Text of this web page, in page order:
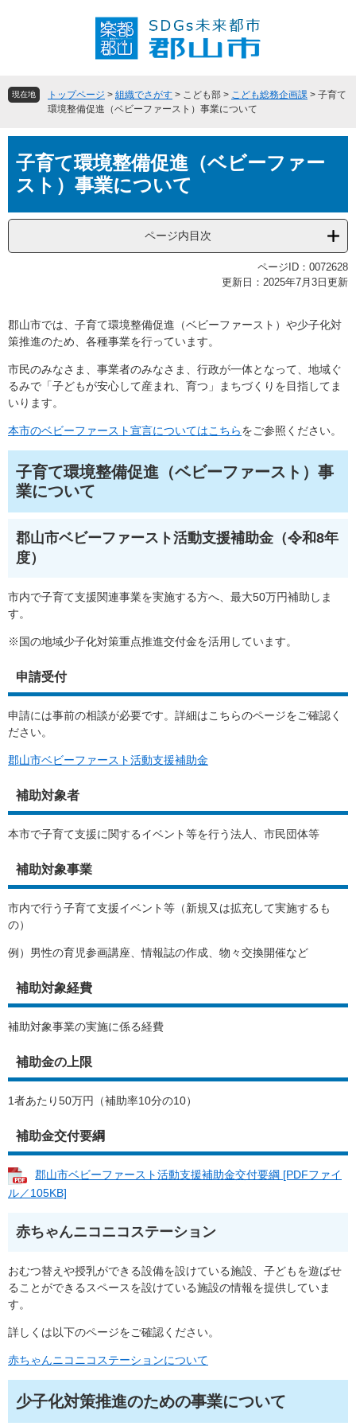
頭
飛現在地 トップページ > 組織でさがす > こども部 > こども総務企画課 > 子育て
環境整備促進（ベビーファースト）事業について
文子育て環境整備促進（ベビーファー
スト）事業について
ページ内目次
ページID：0072628
更新日：2025年7月3日更新
郡山市では、子育て環境整備促進（ベビーファースト）や少子化対
策推進のため、各種事業を行っています。
市民のみなさま、事業者のみなさま、行政が一体となって、地域ぐ
るみで「子どもが安心して産まれ、育つ」まちづくりを目指してま
いります。
本市のベビーファースト宣言についてはこちらをご参照ください。
子育て環境整備促進（ベビーファースト）事
業について
郡山市ベビーファースト活動支援補助金（令和8年
度）
市内で子育て支援関連事業を実施する方へ、最大50万円補助しま
す。
※国の地域少子化対策重点推進交付金を活用しています。
申請受付
申請には事前の相談が必要です。詳細はこちらのページをご確認く
ださい。
郡山市ベビーファースト活動支援補助金
補助対象者
本市で子育て支援に関するイベント等を行う法人、市民団体等
補助対象事業
市内で行う子育て支援イベント等（新規又は拡充して実施するも
の）
例）男性の育児参画講座、情報誌の作成、物々交換開催など
補助対象経費
補助対象事業の実施に係る経費
補助金の上限
1者あたり50万円（補助率10分の10）
補助金交付要綱
郡山市ベビーファースト活動支援補助金交付要綱 [PDFファイ
ル／105KB]
赤ちゃんニコニコステーション
おむつ替えや授乳ができる設備を設けている施設、子どもを遊ばせ
ることができるスペースを設けている施設の情報を提供していま
す。
詳しくは以下のページをご確認ください。
赤ちゃんニコニコステーションについて
少子化対策推進のための事業について